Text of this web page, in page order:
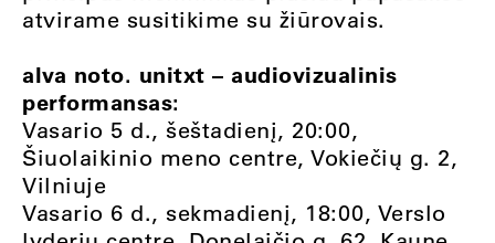
atvirame susitikime su žiūrovais.
alva noto. unitxt – audiovizualinis
performansas:
Vasario 5 d., šeštadienį, 20:00,
Šiuolaikinio meno centre, Vokiečių g. 2,
Vilniuje
Vasario 6 d., sekmadienį, 18:00, Verslo